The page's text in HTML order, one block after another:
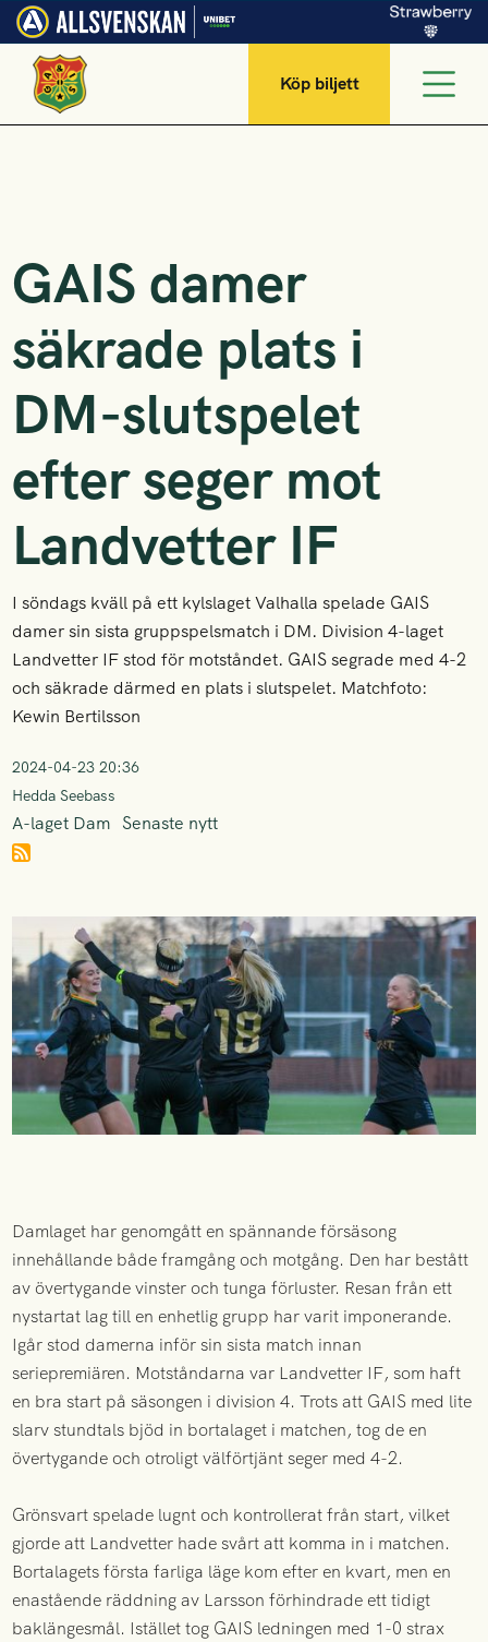
Köp biljett
GAIS damer
säkrade plats i
DM-slutspelet
efter seger mot
Landvetter IF
I söndags kväll på ett kylslaget Valhalla spelade GAIS
damer sin sista gruppspelsmatch i DM. Division 4-laget
Landvetter IF stod för motståndet. GAIS segrade med 4-2
och säkrade därmed en plats i slutspelet. Matchfoto:
Kewin Bertilsson
2024-04-23 20:36
Hedda Seebass
A-laget Dam Senaste nytt
Damlaget har genomgått en spännande försäsong
innehållande både framgång och motgång. Den har bestått
av övertygande vinster och tunga förluster. Resan från ett
nystartat lag till en enhetlig grupp har varit imponerande.
Igår stod damerna inför sin sista match innan
seriepremiären. Motståndarna var Landvetter IF, som haft
en bra start på säsongen i division 4. Trots att GAIS med lite
slarv stundtals bjöd in bortalaget i matchen, tog de en
övertygande och otroligt välförtjänt seger med 4-2.
Grönsvart spelade lugnt och kontrollerat från start, vilket
gjorde att Landvetter hade svårt att komma in i matchen.
Bortalagets första farliga läge kom efter en kvart, men en
enastående räddning av Larsson förhindrade ett tidigt
baklängesmål. Istället tog GAIS ledningen med 1-0 strax